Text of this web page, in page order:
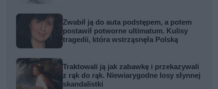
Zwabił ją do auta podstępem, a potem
postawił potworne ultimatum. Kulisy
tragedii, która wstrząsnęła Polską
Traktowali ją jak zabawkę i przekazywali
z rąk do rąk. Niewiarygodne losy słynnej
skandalistki